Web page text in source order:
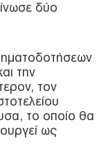
δύο
την
τον
το οποίο θα
ως